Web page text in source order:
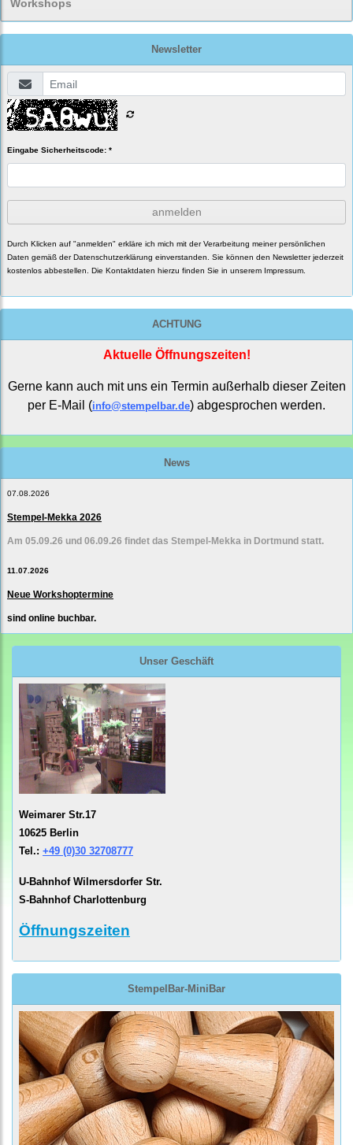
Workshops
Newsletter
Eingabe Sicherheitscode: *
anmelden
Durch Klicken auf "anmelden" erkläre ich mich mit der Verarbeitung meiner persönlichen
Daten gemäß der Datenschutzerklärung einverstanden. Sie können den Newsletter jederzeit
kostenlos abbestellen. Die Kontaktdaten hierzu finden Sie in unserem Impressum.
ACHTUNG
Aktuelle Öffnungszeiten!
Gerne kann auch mit uns ein Termin außerhalb dieser Zeiten
per E-Mail (info@stempelbar.de) abgesprochen werden.
News
07.08.2026
Stempel-Mekka 2026
Am 05.09.26 und 06.09.26 findet das Stempel-Mekka in Dortmund statt.
11.07.2026
Neue Workshoptermine
sind online buchbar.
Unser Geschäft
Weimarer Str.17
10625 Berlin
Tel.: +49 (0)30 32708777
U-Bahnhof Wilmersdorfer Str.
S-Bahnhof Charlottenburg
Öffnungszeiten
StempelBar-MiniBar